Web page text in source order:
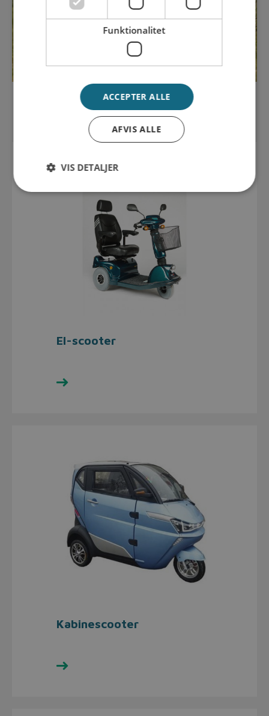
Vælg din kategori
El-scooter
Se udvalget her
Kabinescooter
Se udvalget her
Funktionalitet
ACCEPTER ALLE
AFVIS ALLE
VIS DETALJER